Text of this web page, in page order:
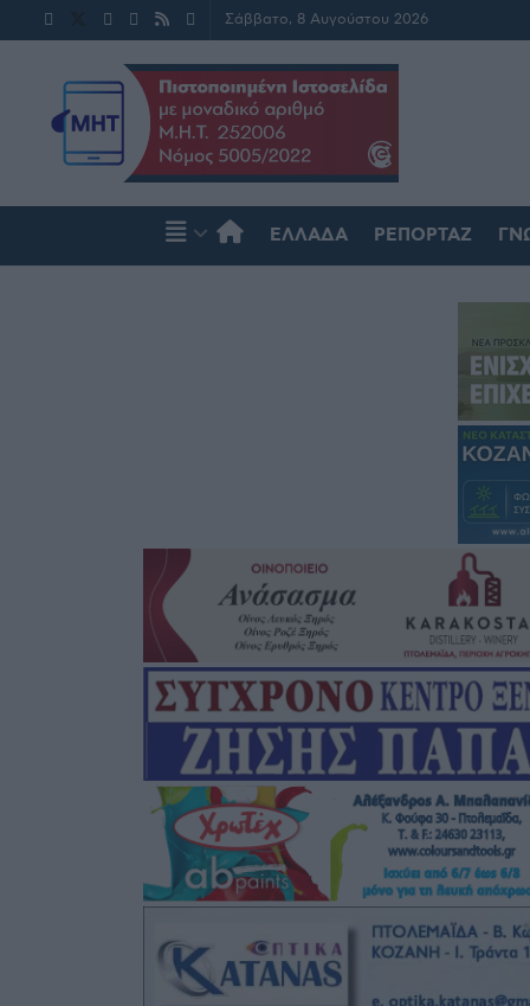
Σάββατο, 8 Αυγούστου 2026
ΕΛΛΆΔΑ ΡΕΠΟΡΤΆΖ